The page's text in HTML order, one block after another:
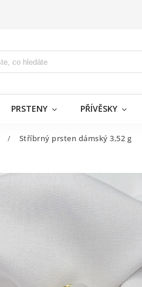
PRSTENY PŘÍVĚSKY
/ Stříbrný prsten dámský 3,52 g